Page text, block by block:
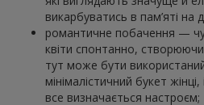
викарбуватись в пам’яті на
романтичне побачення —
квіти спонтанно,
тут може бути
мінімалістичний букет
все визначається настроєм;